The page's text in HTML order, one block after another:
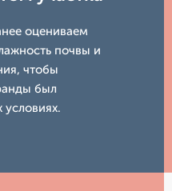
оцениваем
почвы и
чтобы
был